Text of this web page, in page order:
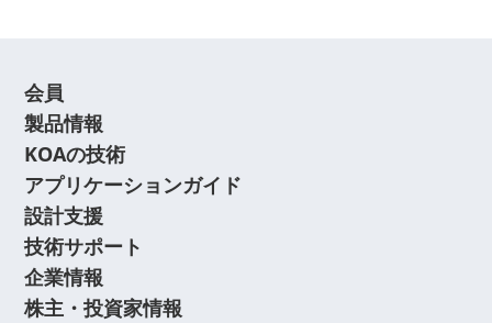
会員
製品情報
KOAの技術
アプリケーションガイド
設計支援
技術サポート
企業情報
株主・投資家情報